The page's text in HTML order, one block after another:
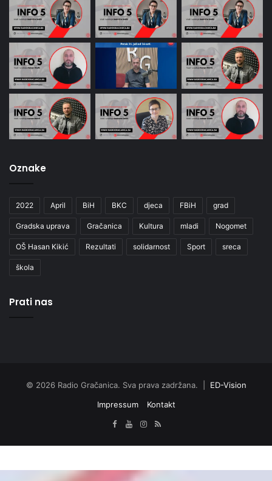
Oznake
2022 April BiH BKC djeca FBiH grad
Gradska uprava Gračanica Kultura mladi Nogomet
OŠ Hasan Kikić Rezultati solidarnost Sport sreca
škola
Prati nas
© 2026 Radio Gračanica. Sva prava zadržana. | ED-Vision
Impressum
Kontakt